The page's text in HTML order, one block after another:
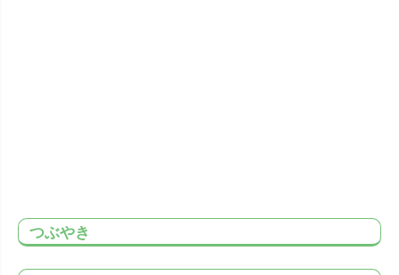
つぶやき